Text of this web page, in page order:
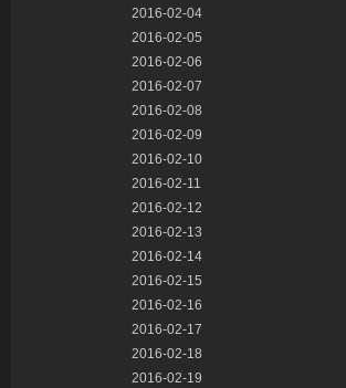
2016-02-04
2016-02-05
2016-02-06
2016-02-07
2016-02-08
2016-02-09
2016-02-10
2016-02-11
2016-02-12
2016-02-13
2016-02-14
2016-02-15
2016-02-16
2016-02-17
2016-02-18
2016-02-19